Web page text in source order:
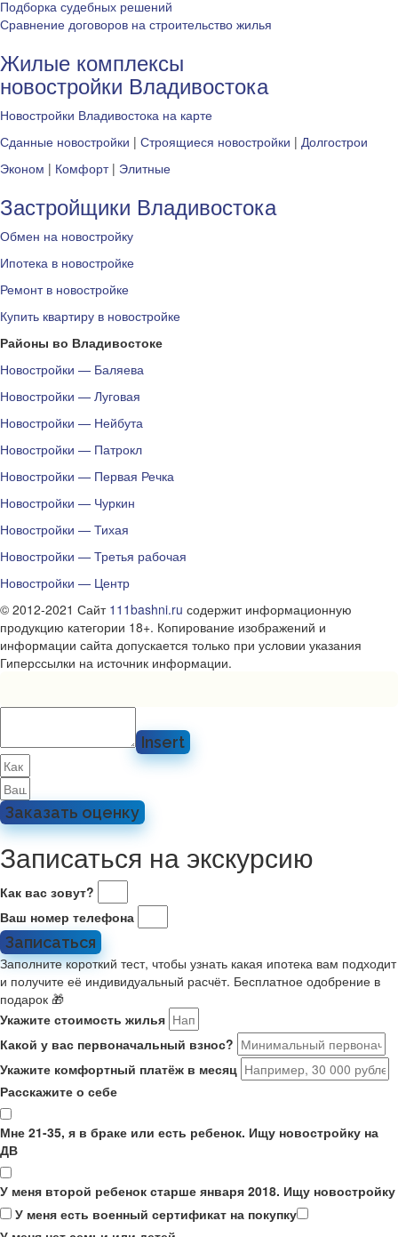
Подборка судебных решений
Сравнение договоров на строительство жилья
Жилые комплексы
новостройки Владивостока
Новостройки Владивостока на карте
Сданные новостройки | Строящиеся новостройки | Долгострои
Эконом | Комфорт| Элитные
Застройщики Владивостока
Обмен на новостройку
Ипотека в новостройке
Ремонт в новостройке
Купить квартиру в новостройке
Районы во Владивостоке
Новостройки — Баляева
Новостройки — Луговая
Новостройки — Нейбута
Новостройки — Патрокл
Новостройки — Первая Речка
Новостройки — Чуркин
Новостройки — Тихая
Новостройки — Третья рабочая
Новостройки — Центр
© 2012-2021 Сайт 111bashni.ru содержит информационную
продукцию категории 18+. Копирование изображений и
информации сайта допускается только при условии указания
Гиперссылки на источник информации.
Insert
Заказать оценку
Записаться на экскурсию
Как вас зовут?
Ваш номер телефона
Записаться
Заполните короткий тест, чтобы узнать какая ипотека вам подходит
и получите её индивидуальный расчёт. Бесплатное одобрение в
подарок 🎁
Укажите стоимость жилья
Какой у вас первоначальный взнос?
Укажите комфортный платёж в месяц
Расскажите о себе
Мне 21-35, я в браке или есть ребенок. Ищу новостройку на
ДВ
У меня второй ребенок старше января 2018. Ищу новостройку
У меня есть военный сертификат на покупку